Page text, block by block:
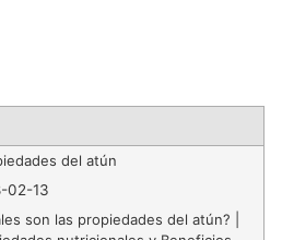
del atún
02-13
son las propiedades del atún? |